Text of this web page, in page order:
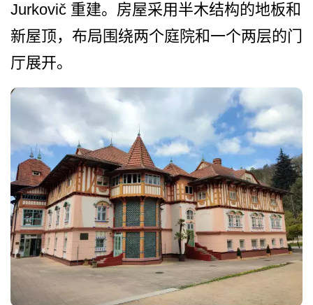
Jurkovič 重建。房屋采用半木结构的地­板和
新屋顶，布局围绕两个庭院和一个两层的门
厅展开。